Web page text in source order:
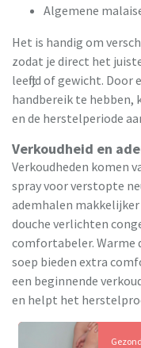
Algemene
Het is handig om
zodat je direct het
leeftijd of gewicht.
handbereik te hebben,
en de herstelperiode
Verkoudheid en
Verkoudheden komen
spray voor verstopte
ademhalen
douche verlichten
comfortabeler. Warme
soep bieden extra
een beginnende
en helpt het